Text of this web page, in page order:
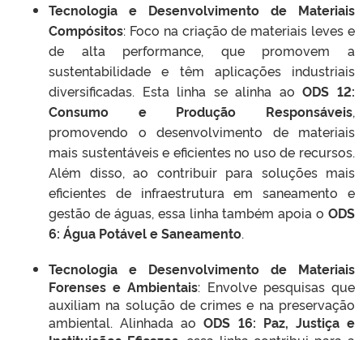
Tecnologia e Desenvolvimento de Materiais
Compósitos: Foco na criação de materiais leves e
de alta performance, que promovem a
sustentabilidade e têm aplicações industriais
diversificadas. Esta linha se alinha aoODS 12:
Consumo e Produção Responsáveis,
promovendo o desenvolvimento de materiais
mais sustentáveis e eficientes no uso de recursos.
Além disso, ao contribuir para soluções mais
eficientes de infraestrutura em saneamento e
gestão de águas, essa linha também apoia o ODS
6: Água Potável e Saneamento.
Tecnologia e Desenvolvimento de Materiais
Forenses e Ambientais: Envolve pesquisas que
auxiliam na solução de crimes e na preservação
ambiental. Alinhada aoODS 16: Paz, Justiça e